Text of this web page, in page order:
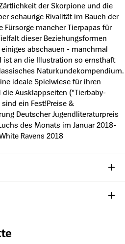
der Skorpione und die
schaurige Rivalität im Bauch der
mancher Tierpapas für
dieser Beziehungsformen
abschauen - manchmal
ist an die Illustration so ernsthaft
Naturkundekompendium.
ideale Spielwiese für ihren
Ausklappseiten ("Tierbaby-
ein Fest!Preise &
Deutscher Jugendliteraturpreis
des Monats im Januar 2018-
Ravens 2018